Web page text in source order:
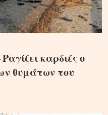
καρδιές ο
θυμάτων του